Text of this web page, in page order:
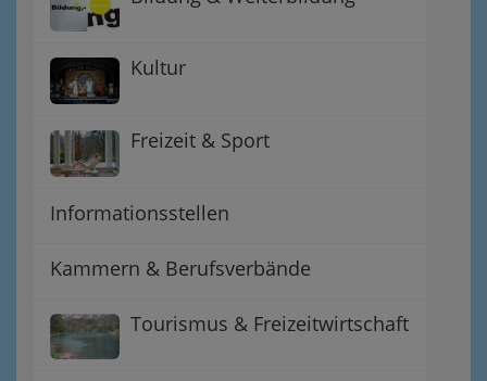
Kultur
Freizeit & Sport
Informationsstellen
Kammern & Berufsverbände
Tourismus & Freizeitwirtschaft